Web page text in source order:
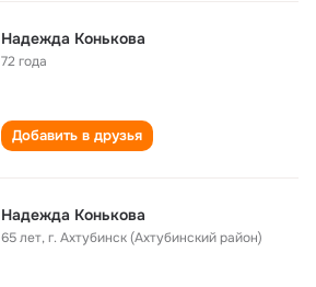
Надежда Конькова
72 года
Добавить в друзья
Надежда Конькова
65 лет,г. Ахтубинск (Ахтубинский район)